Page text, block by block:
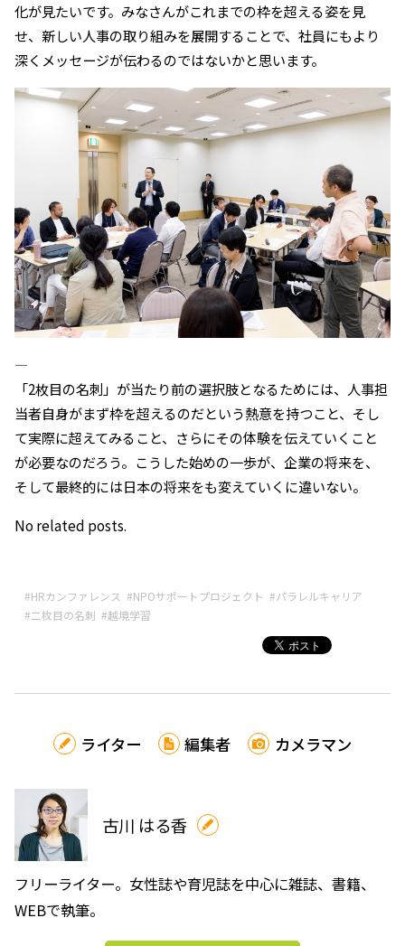
化が見たいです。みなさんがこれまでの枠を超える姿を見
せ、新しい人事の取り組みを展開することで、社員にもより
深くメッセージが伝わるのではないかと思います。
――――――――――
「2枚目の名刺」が当たり前の選択肢となるためには、人事担
当者自身がまず枠を超えるのだという熱意を持つこと、そし
て実際に超えてみること、さらにその体験を伝えていくこと
が必要なのだろう。こうした始めの一歩が、企業の将来を、
そして最終的には日本の将来をも変えていくに違いない。
No related posts.
#HRカンファレンス #NPOサポートプロジェクト #パラレルキャリア
#二枚目の名刺 #越境学習
ライター 編集者 カメラマン
古川 はる香
フリーライター。女性誌や育児誌を中心に雑誌、書籍、
WEBで執筆。